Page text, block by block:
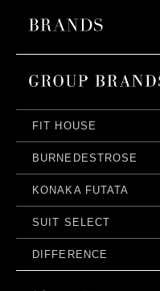
FIT HOUSE
BURNEDESTROSE
KONAKA FUTATA
SUIT SELECT
DIFFERENCE